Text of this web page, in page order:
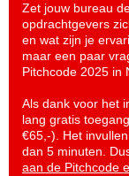
Zet jouw bureau
opdrachtgevers
en wat zijn je
maar een paar
Pitchcode 2025 in
Als dank voor het
lang gratis
€65,-). Het
dan 5 minuten.
aan de Pitchcode